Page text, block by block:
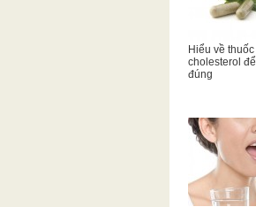
Hiểu về
cholesterol
đúng